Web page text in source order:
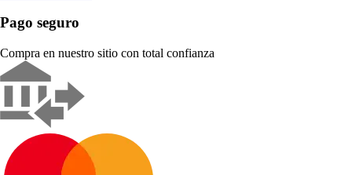
Pago seguro
Compra en nuestro sitio con total confianza